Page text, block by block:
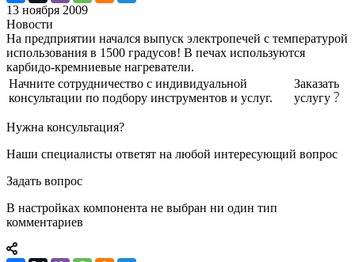
13 ноября 2009
Новости
На предприятии начался выпуск электропечей с температурой
использования в 1500 градусов! В печах используются
карбидо-кремниевые нагреватели.
Начните сотрудничество с индивидуальной
консультации по подбору инструментов и услуг.
Заказать
услугу
Нужна консультация?
Наши специалисты ответят на любой интересующий вопрос
Задать вопрос
В настройках компонента не выбран ни один тип
комментариев